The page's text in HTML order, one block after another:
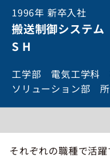
1996年 新卒入社
搬送制御システ
S H
工学部 電気工学科
ソリューション部
それぞれの職種で活